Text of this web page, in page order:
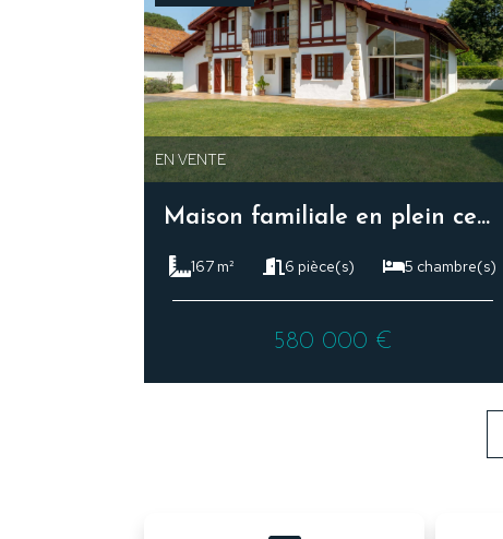
EN VENTE
Maison familiale en plein centre ville
167 m² 6 pièce(s) 5 chambre(s)
580 000 €